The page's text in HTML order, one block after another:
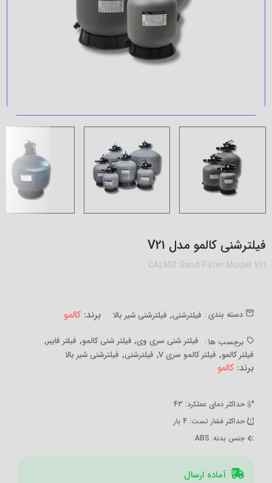
فیلترشنی کالمو مدل V21
CALMO Sand Filter Model V21
دسته بندی : فیلترشنی, فیلترشنی شیر بالا برند: کالمو
برچسب ها : فیلتر شنی سری وی, فیلتر شنی کالمو, فیلتر فایبر,
فیلتر کالمو, فیلتر کالمو سری V , فیلترشنی, فیلترشنی شیر بالا
برند: کالمو
حداکثر دمای عملکرد: 43
حداکثر فشار تست: 4 بار
جنس بدنه: ABS
آماده ارسال